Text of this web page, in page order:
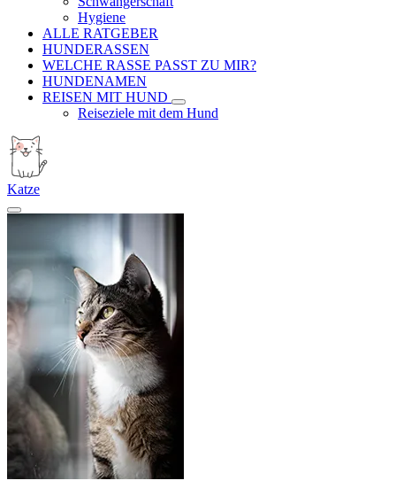
Hygiene
ALLE RATGEBER
HUNDERASSEN
WELCHE RASSE PASST ZU MIR?
HUNDENAMEN
REISEN MIT HUND
Reiseziele mit dem Hund
Katze